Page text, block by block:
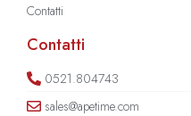
Contatti
Contatti
0521.804743
sales@apetime.com